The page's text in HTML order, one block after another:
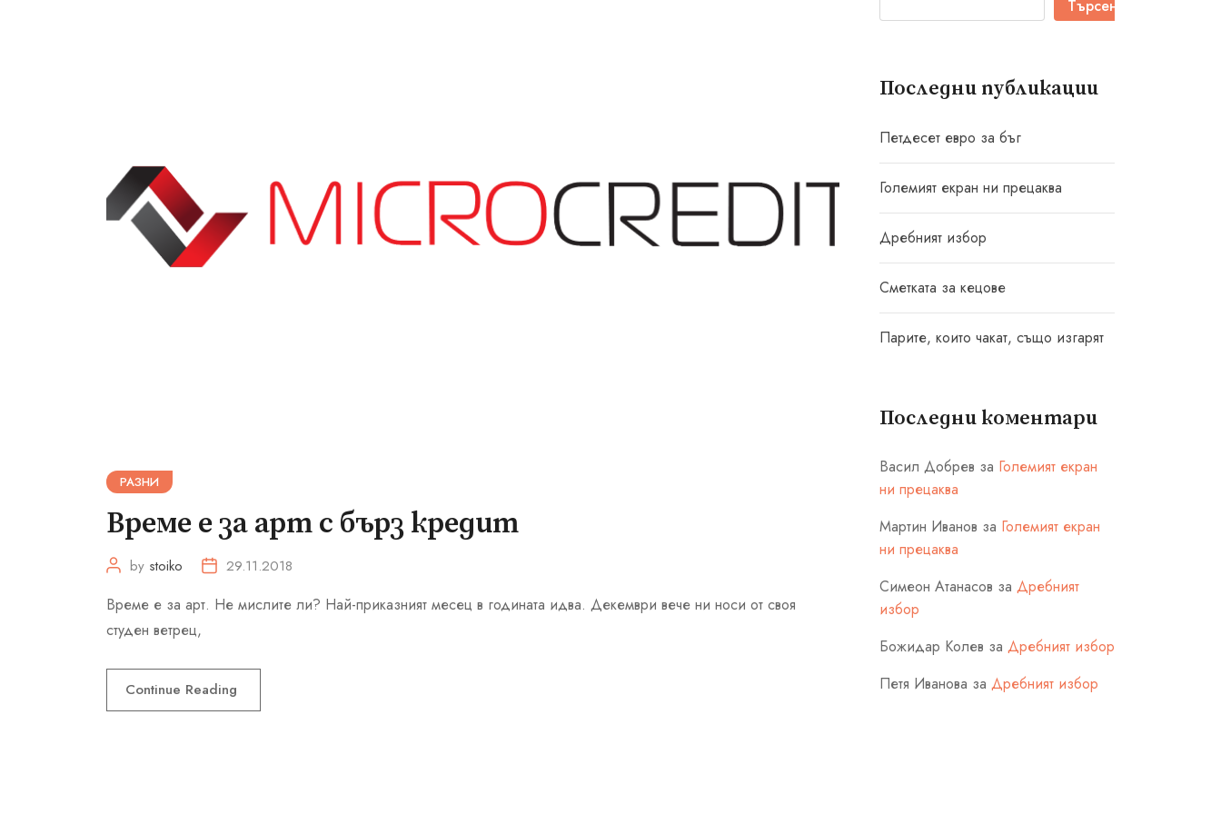
РАЗНИ
Време е за арт с бърз кредит
by stoiko 29.11.2018
Време е за арт. Не мислите ли? Най-приказният месец в годината идва. Декември вече ни носи от своя
студен ветрец,
Continue Reading
Търсене
Последни публикации
Петдесет евро за бъг
Големият екран ни прецаква
Дребният избор
Сметката за кецове
Парите, които чакат, също изгарят
Последни коментари
Васил Добрев за Големият екран
ни прецаква
Мартин Иванов за Големият екран
ни прецаква
Симеон Атанасов за Дребният
избор
Божидар Колев за Дребният избор
Петя Иванова за Дребният избор